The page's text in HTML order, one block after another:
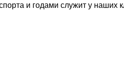
и годами служит у наших